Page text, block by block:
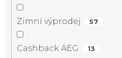
Zimní výprodej 57
Cashback AEG 13